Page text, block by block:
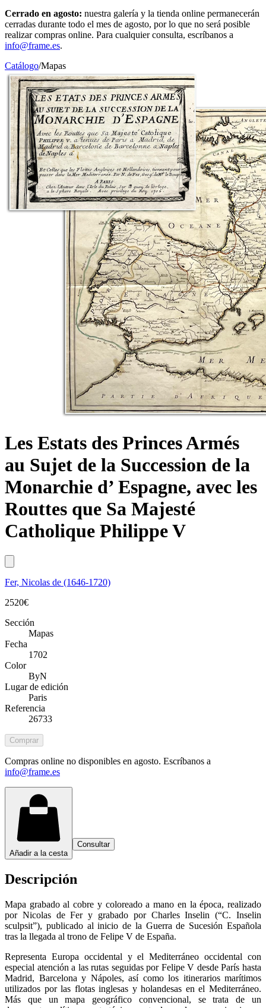
Cerrado en agosto: nuestra galería y la tienda online permanecerán
cerradas durante todo el mes de agosto, por lo que no será posible
realizar compras online. Para cualquier consulta, escríbanos a
info@frame.es.
Catálogo/Mapas
Les Estats des Princes Armés
au Sujet de la Succession de la
Monarchie d’ Espagne, avec les
Routtes que Sa Majesté
Catholique Philippe V
Fer, Nicolas de (1646-1720)
2520€
Sección
Mapas
Fecha
1702
Color
ByN
Lugar de edición
Paris
Referencia
26733
Comprar
Compras online no disponibles en agosto. Escríbanos a
info@frame.es
Añadir a la cesta
Consultar
Descripción
Mapa grabado al cobre y coloreado a mano en la época, realizado
por Nicolas de Fer y grabado por Charles Inselin (“C. Inselin
sculpsit”), publicado al inicio de la Guerra de Sucesión Española
tras la llegada al trono de Felipe V de España.
Representa Europa occidental y el Mediterráneo occidental con
especial atención a las rutas seguidas por Felipe V desde París hasta
Madrid, Barcelona y Nápoles, así como los itinerarios marítimos
utilizados por las flotas inglesas y holandesas en el Mediterráneo.
Más que un mapa geográfico convencional, se trata de un